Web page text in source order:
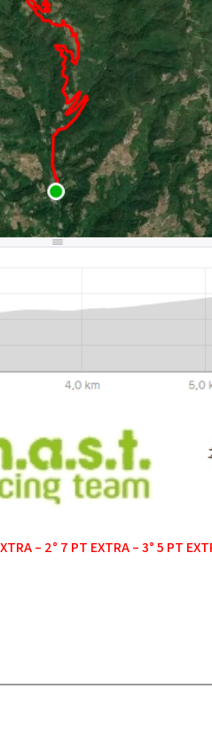
– 2° 7 PT EXTRA – 3° 5 PT